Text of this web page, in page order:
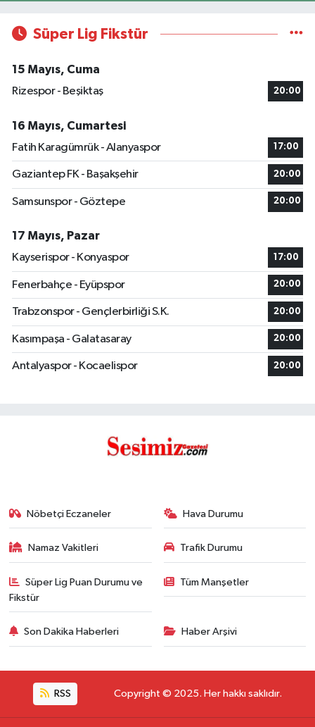
Süper Lig Fikstür
15 Mayıs, Cuma
Rizespor - Beşiktaş
20:00
16 Mayıs, Cumartesi
Fatih Karagümrük - Alanyaspor
17:00
Gaziantep FK - Başakşehir 20:00
Samsunspor - Göztepe 20:00
17 Mayıs, Pazar
Kayserispor - Konyaspor
17:00
Fenerbahçe - Eyüpspor 20:00
Trabzonspor - Gençlerbirliği S.K. 20:00
Kasımpaşa - Galatasaray 20:00
Antalyaspor - Kocaelispor 20:00
Nöbetçi Eczaneler Hava Durumu
Namaz Vakitleri Trafik Durumu
Süper Lig Puan Durumu ve
Fikstür
Tüm Manşetler
Son Dakika Haberleri Haber Arşivi
RSS Copyright © 2025. Her hakkı saklıdır.